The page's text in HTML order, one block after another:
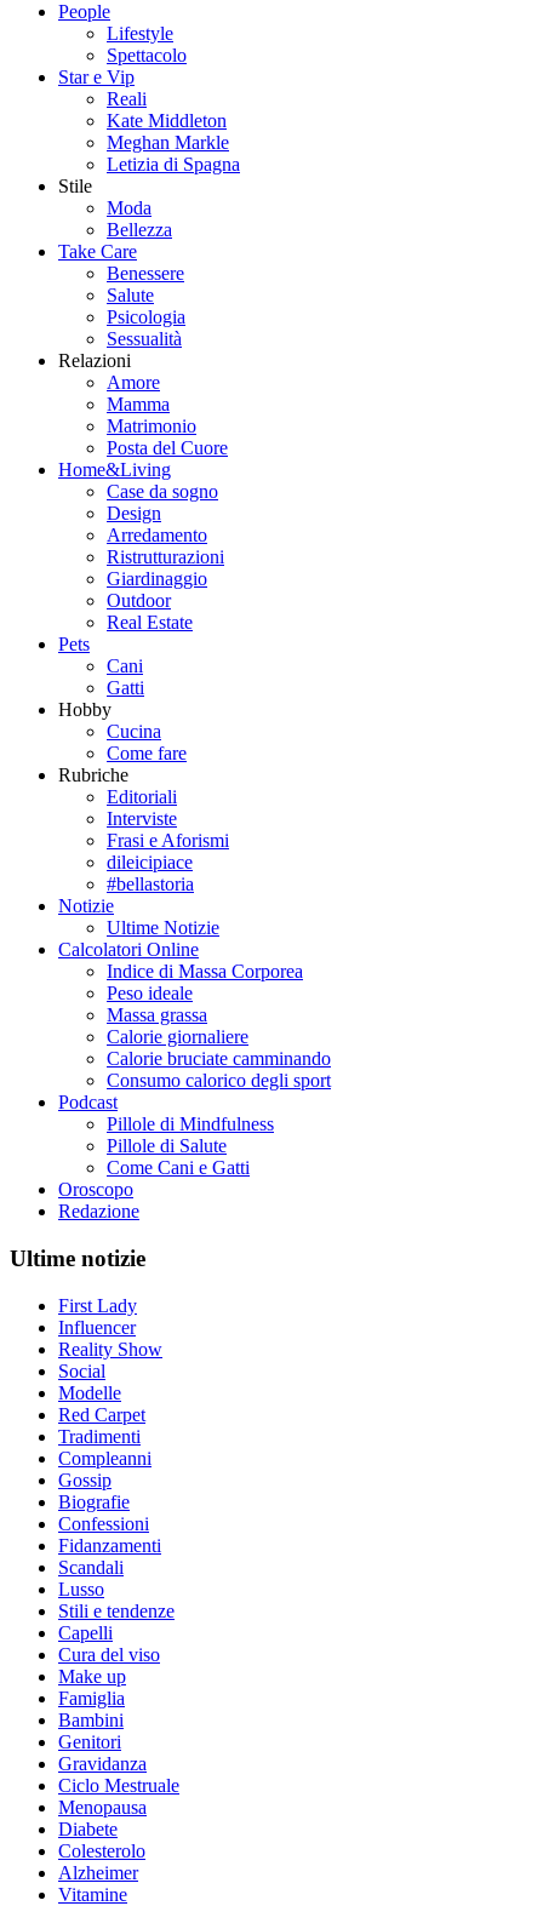
People
Lifestyle
Spettacolo
Star e Vip
Reali
Kate Middleton
Meghan Markle
Letizia di Spagna
Stile
Moda
Bellezza
Take Care
Benessere
Salute
Psicologia
Sessualità
Relazioni
Amore
Mamma
Matrimonio
Posta del Cuore
Home&Living
Case da sogno
Design
Arredamento
Ristrutturazioni
Giardinaggio
Outdoor
Real Estate
Pets
Cani
Gatti
Hobby
Cucina
Come fare
Rubriche
Editoriali
Interviste
Frasi e Aforismi
dileicipiace
#bellastoria
Notizie
Ultime Notizie
Calcolatori Online
Indice di Massa Corporea
Peso ideale
Massa grassa
Calorie giornaliere
Calorie bruciate camminando
Consumo calorico degli sport
Podcast
Pillole di Mindfulness
Pillole di Salute
Come Cani e Gatti
Oroscopo
Redazione
Ultime notizie
First Lady
Influencer
Reality Show
Social
Modelle
Red Carpet
Tradimenti
Compleanni
Gossip
Biografie
Confessioni
Fidanzamenti
Scandali
Lusso
Stili e tendenze
Capelli
Cura del viso
Make up
Famiglia
Bambini
Genitori
Gravidanza
Ciclo Mestruale
Menopausa
Diabete
Colesterolo
Alzheimer
Vitamine